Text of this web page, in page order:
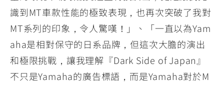
識到MT車款性能的極致表現，也再次突破了我對
MT系列的印象，令人驚嘆！」、「一直以為Yam
aha是相對保守的日系品牌，但這次大膽的演出
和極限挑戰，讓我理解『Dark Side of Japan』
不只是Yamaha的廣告標語，而是Yamaha對於M